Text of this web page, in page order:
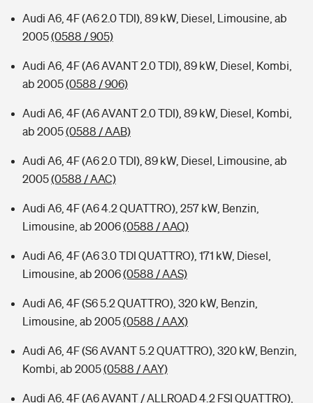
Audi A6, 4F (A6 2.0 TDI), 89 kW, Diesel, Limousine, ab
2005(0588 / 905)
Audi A6, 4F (A6 AVANT 2.0 TDI), 89 kW, Diesel, Kombi,
ab 2005(0588 / 906)
Audi A6, 4F (A6 AVANT 2.0 TDI), 89 kW, Diesel, Kombi,
ab 2005(0588 / AAB)
Audi A6, 4F (A6 2.0 TDI), 89 kW, Diesel, Limousine, ab
2005(0588 / AAC)
Audi A6, 4F (A6 4.2 QUATTRO), 257 kW, Benzin,
Limousine, ab 2006(0588 / AAQ)
Audi A6, 4F (A6 3.0 TDI QUATTRO), 171 kW, Diesel,
Limousine, ab 2006(0588 / AAS)
Audi A6, 4F (S6 5.2 QUATTRO), 320 kW, Benzin,
Limousine, ab 2005(0588 / AAX)
Audi A6, 4F (S6 AVANT 5.2 QUATTRO), 320 kW, Benzin,
Kombi, ab 2005(0588 / AAY)
Audi A6, 4F (A6 AVANT / ALLROAD 4.2 FSI QUATTRO),